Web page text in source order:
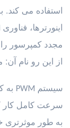
استفاده می
اینورترها، فناوری
مجدد کمپرسور
از این رو نام
سیستم PWM به
سرعت کامل کار
به طور موثرتری